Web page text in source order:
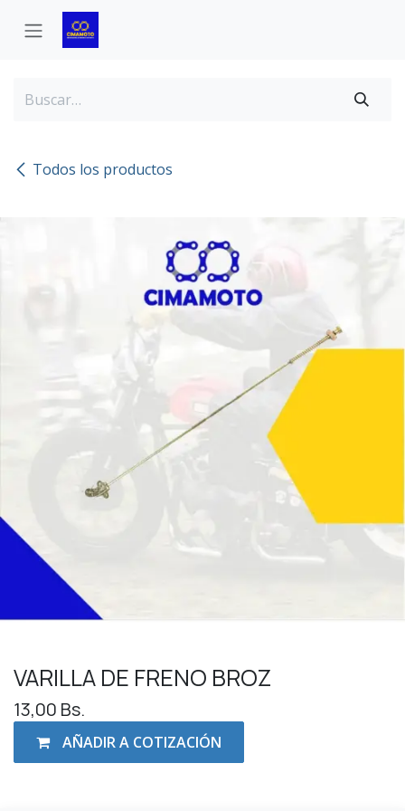
Ir al contenido
Todos los productos
VARILLA DE FRENO BROZ
13,00 Bs.
AÑADIR A COTIZACIÓN